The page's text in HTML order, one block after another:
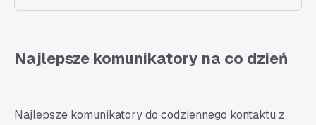
Najlepsze komunikatory na co dzień
Najlepsze komunikatory do codziennego kontaktu z